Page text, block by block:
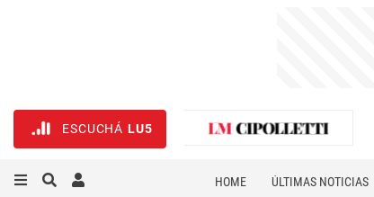
ESCUCHÁ LU5
HOME ÚLTIMAS NOTICIAS